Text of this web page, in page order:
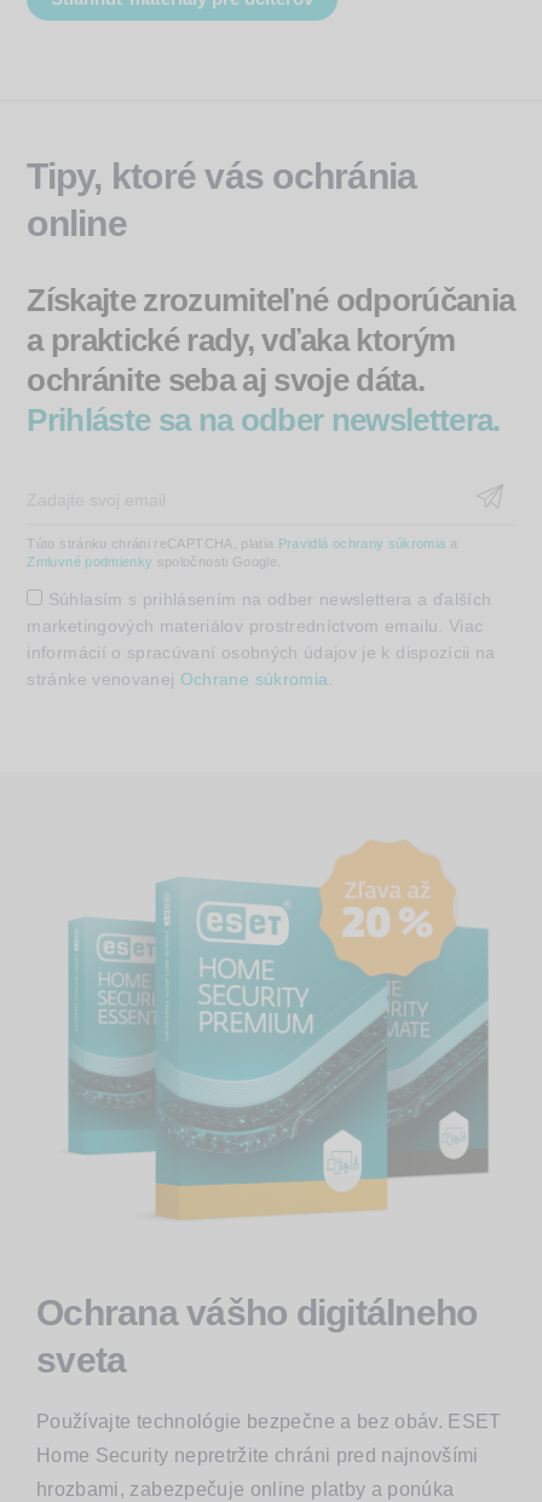
Tipy, ktoré vás ochránia
online
Získajte zrozumiteľné odporúčania
a praktické rady, vďaka ktorým
ochránite seba aj svoje dáta.
Prihláste sa na odber newslettera.
Túto stránku chráni reCAPTCHA, platia Pravidlá ochrany súkromia a
Zmluvné podmienky spoločnosti Google.
Súhlasím s prihlásením na odber newslettera a ďalších
marketingových materiálov prostredníctvom emailu. Viac
informácií o spracúvaní osobných údajov je k dispozícii na
stránke venovanej Ochrane súkromia
Ochrana vášho digitálneho
sveta
Používajte technológie bezpečne a bez obáv. ESET
Home Security nepretržite chráni pred najnovšími
hrozbami, zabezpečuje online platby a ponúka